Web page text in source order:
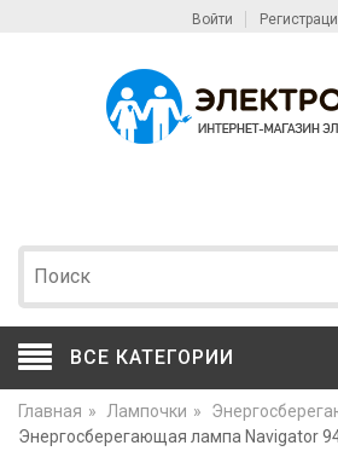
Войти
ВСЕ КАТЕГОРИИ
Главная » Лампочки »
Энергосберегающая лампа Navigator